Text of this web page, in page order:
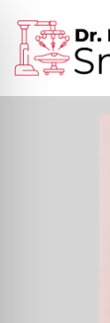
Sari
la
conținut